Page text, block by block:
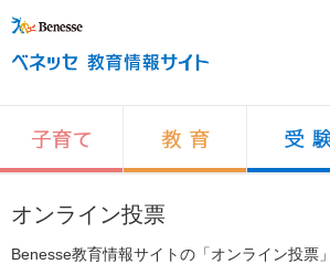
オンライン投票
Benesse教育情報サイトの「オンライン投票